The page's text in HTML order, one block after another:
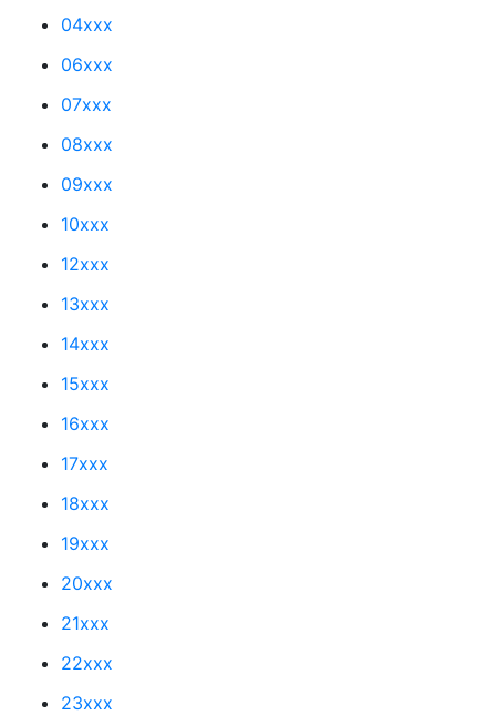
04xxx
06xxx
07xxx
08xxx
09xxx
10xxx
12xxx
13xxx
14xxx
15xxx
16xxx
17xxx
18xxx
19xxx
20xxx
21xxx
22xxx
23xxx